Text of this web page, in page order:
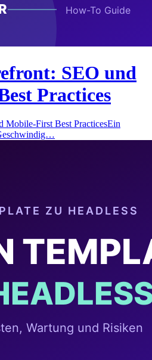
SEO und
Practices
Mobile-First Best PracticesEin